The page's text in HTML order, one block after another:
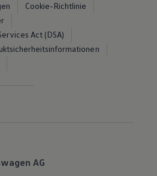
Cookie-Richtlinie
Act (DSA)
AG